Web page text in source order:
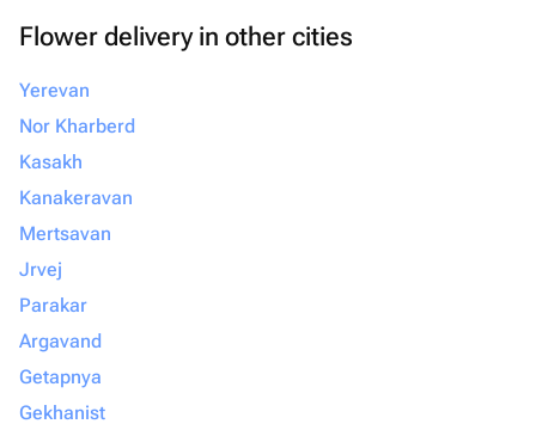
Flower delivery in other cities
Yerevan
Nor Kharberd
Kasakh
Kanakeravan
Mertsavan
Jrvej
Parakar
Argavand
Getapnya
Gekhanist